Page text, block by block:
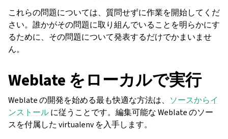
これらの問題については、質問せずに作業を開始してくだ
さい。誰かがその問題に取り組んでいることを明らかにす
るために、その問題について発表するだけでかまいませ
ん。
Weblate をローカルで実行
Weblate の開発を始める最も快適な方法は、 ソースからイ
ンストールに従うことです。編集可能な Weblate のソー
スを付属した virtualenv を入手します。